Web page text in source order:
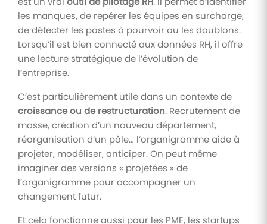
les manques, de repérer les équipes en surcharge,
de détecter les postes à pourvoir ou les doublons.
Lorsqu’il est bien connecté aux données RH, il offre
une lecture stratégique de l’évolution de
l’entreprise.
C’est particulièrement utile dans un contexte de
croissance ou de restructuration. Recrutement de
masse, création d’un nouveau département,
réorganisation d’un pôle… l’organigramme aide à
projeter, modéliser, anticiper. On peut même
imaginer des versions « projetées » de
l’organigramme pour accompagner un
changement futur.
Et cela fonctionne aussi pour les PME, les startups